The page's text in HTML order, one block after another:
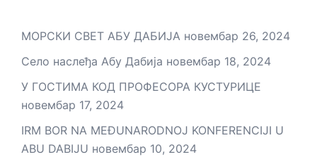
МОРСКИ СВЕТ АБУ ДАБИЈА новембар 26, 2024
Село наслеђа Абу Дабија новембар 18, 2024
У ГОСТИМА КОД ПРОФЕСОРА КУСТУРИЦЕ
новембар 17, 2024
IRM BOR NA MEĐUNARODNOJ KONFERENCIJI U
ABU DABIJU новембар 10, 2024